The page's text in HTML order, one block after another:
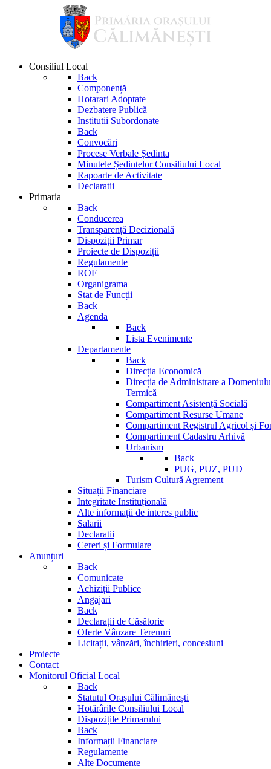
Consiliul Local
Back
Componență
Hotarari Adoptate
Dezbatere Publică
Institutii Subordonate
Back
Convocări
Procese Verbale Ședinta
Minutele Ședintelor Consiliului Local
Rapoarte de Activitate
Declaratii
Primaria
Back
Conducerea
Transparență Decizională
Dispoziții Primar
Proiecte de Dispoziții
Regulamente
ROF
Organigrama
Stat de Funcții
Back
Agenda
Back
Lista Evenimente
Departamente
Back
Direcția Economică
Direcția de Administrare a
Termică
Compartiment Asistență Socială
Compartiment Resurse Umane
Compartiment Registrul Agricol și
Compartiment Cadastru Arhivă
Urbanism
Back
PUG, PUZ, PUD
Turism Cultură Agrement
Situații Financiare
Integritate Instituțională
Alte informații de interes public
Salarii
Declaratii
Cereri și Formulare
Anunțuri
Back
Comunicate
Achiziții Publice
Angajari
Back
Declarații de Căsătorie
Oferte Vânzare Terenuri
Licitații, vânzări, închirieri, concesiuni
Proiecte
Contact
Monitorul Oficial Local
Back
Statutul Orașului Călimănești
Hotărârile Consiliului Local
Dispozițile Primarului
Back
Informații Financiare
Regulamente
Alte Documente